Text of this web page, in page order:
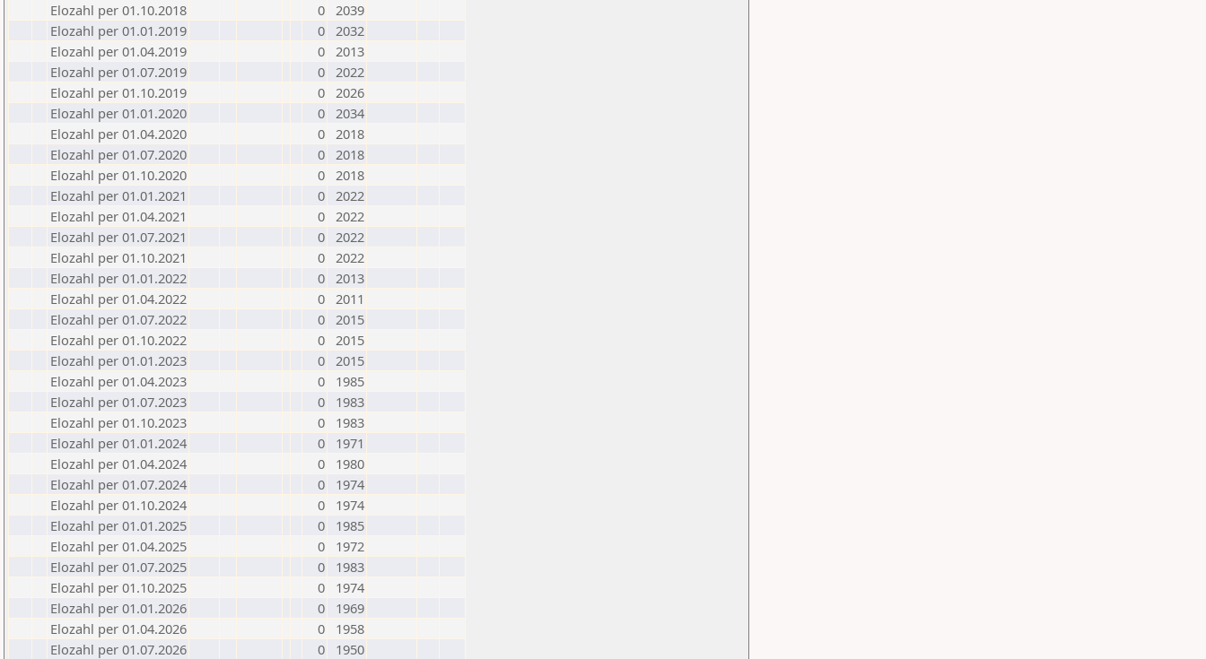
Elozahl per 01.10.2018
0 2039
Elozahl per 01.01.2019
0 2032
Elozahl per 01.04.2019
0 2013
Elozahl per 01.07.2019
0 2022
Elozahl per 01.10.2019
0 2026
Elozahl per 01.01.2020
0 2034
Elozahl per 01.04.2020
0 2018
Elozahl per 01.07.2020
0 2018
Elozahl per 01.10.2020
0 2018
Elozahl per 01.01.2021
0 2022
Elozahl per 01.04.2021
0 2022
Elozahl per 01.07.2021
0 2022
Elozahl per 01.10.2021
0 2022
Elozahl per 01.01.2022
0 2013
Elozahl per 01.04.2022
0 2011
Elozahl per 01.07.2022
0 2015
Elozahl per 01.10.2022
0 2015
Elozahl per 01.01.2023
0 2015
Elozahl per 01.04.2023
0
1985
Elozahl per 01.07.2023
0
1983
Elozahl per 01.10.2023
0
1983
Elozahl per 01.01.2024
0
1971
Elozahl per 01.04.2024
0
1980
Elozahl per 01.07.2024
0
1974
Elozahl per 01.10.2024
0
1974
Elozahl per 01.01.2025
0
1985
Elozahl per 01.04.2025
0
1972
Elozahl per 01.07.2025
0
1983
Elozahl per 01.10.2025
0
1974
Elozahl per 01.01.2026
0
1969
Elozahl per 01.04.2026
0
1958
Elozahl per 01.07.2026
0 1950